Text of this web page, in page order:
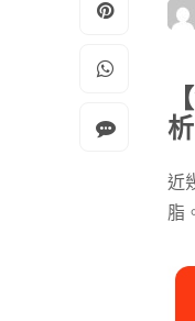
析
近
脂